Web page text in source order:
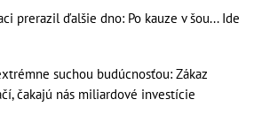
prerazil ďalšie dno: Po kauze v šou... Ide
suchou budúcnosťou: Zákaz
čakajú nás miliardové investície